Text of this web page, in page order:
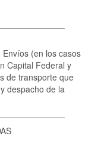
(en los casos
Capital Federal y
de transporte que
despacho de la